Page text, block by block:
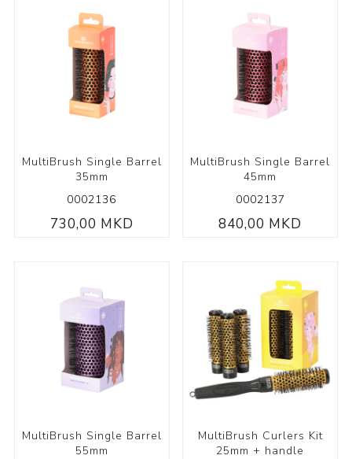
MultiBrush Single Barrel
35mm
0002136
730,00 MKD
MultiBrush Single Barrel
45mm
0002137
840,00 MKD
MultiBrush Single Barrel
55mm
MultiBrush Curlers Kit
25mm + handle